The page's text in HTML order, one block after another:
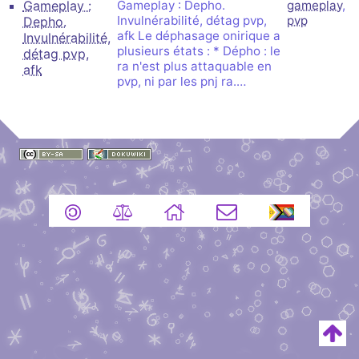
Gameplay :
Depho.
Invulnérabilité,
détag pvp,
afk
Gameplay : Depho.
Invulnérabilité, détag pvp,
afk Le déphasage onirique a
plusieurs états : * Dépho : le
ra n'est plus attaquable en
pvp, ni par les pnj ra.…
gameplay,
pvp